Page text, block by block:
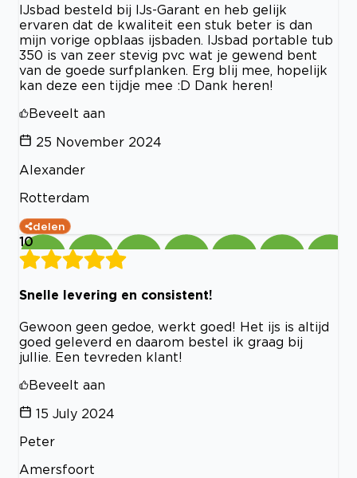
IJsbad besteld bij IJs-Garant en heb gelijk
ervaren dat de kwaliteit een stuk beter is dan
mijn vorige opblaas ijsbaden. IJsbad portable tub
350 is van zeer stevig pvc wat je gewend bent
van de goede surfplanken. Erg blij mee, hopelijk
kan deze een tijdje mee :D Dank heren!
Beveelt aan
25 November 2024
Alexander
Rotterdam
delen
10
Snelle levering en consistent!
Gewoon geen gedoe, werkt goed! Het ijs is altijd
goed geleverd en daarom bestel ik graag bij
jullie. Een tevreden klant!
Beveelt aan
15 July 2024
Peter
Amersfoort